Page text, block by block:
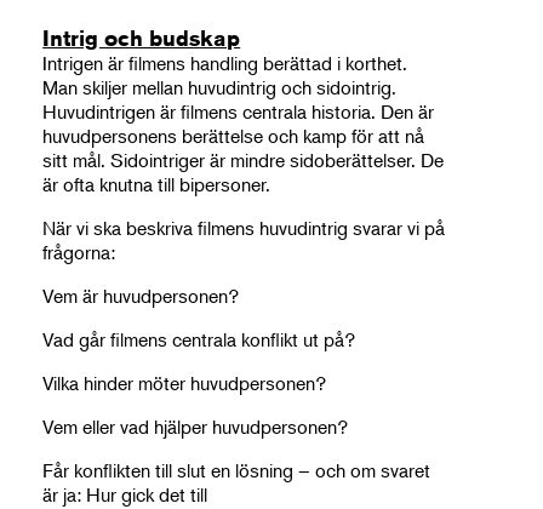
Intrig och budskap
Intrigen är filmens handling berättad i korthet.
Man skiljer mellan huvudintrig och sidointrig.
Huvudintrigen är filmens centrala historia. Den är
huvudpersonens berättelse och kamp för att nå
sitt mål. Sidointriger är mindre sidoberättelser. De
är ofta knutna till bipersoner.
När vi ska beskriva filmens huvudintrig svarar vi på
frågorna:
Vem är huvudpersonen?
Vad går filmens centrala konflikt ut på?
Vilka hinder möter huvudpersonen?
Vem eller vad hjälper huvudpersonen?
Får konflikten till slut en lösning – och om svaret
är ja: Hur gick det till